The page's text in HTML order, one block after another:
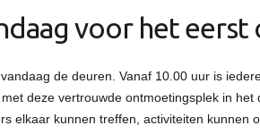
voor het eerst
de deuren. Vanaf 10.00 uur is
deze vertrouwde ontmoetingsplek in het
elkaar kunnen treffen, activiteiten kunnen